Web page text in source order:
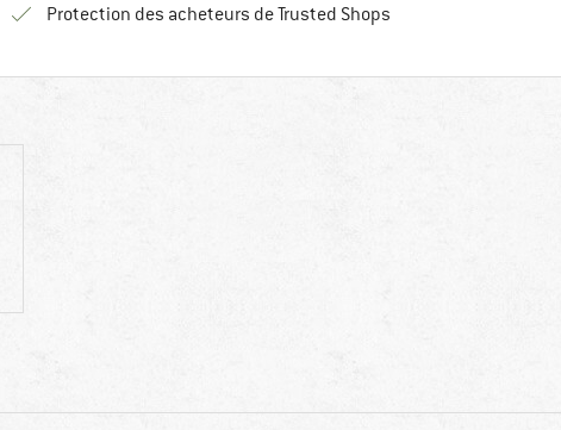
Protection des acheteurs de Trusted ShopsTrouve toutes les